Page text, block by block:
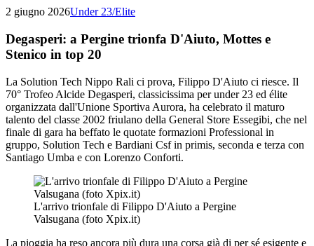
2 giugno 2026Under 23/Elite
Degasperi: a Pergine trionfa D'Aiuto, Mottes e
Stenico in top 20
La Solution Tech Nippo Rali ci prova, Filippo D'Aiuto ci riesce. Il
70° Trofeo Alcide Degasperi, classicissima per under 23 ed élite
organizzata dall'Unione Sportiva Aurora, ha celebrato il maturo
talento del classe 2002 friulano della General Store Essegibi, che nel
finale di gara ha beffato le quotate formazioni Professional in
gruppo, Solution Tech e Bardiani Csf in primis, seconda e terza con
Santiago Umba e con Lorenzo Conforti.
L'arrivo trionfale di Filippo D'Aiuto a Pergine
Valsugana (foto Xpix.it)
La pioggia ha reso ancora più dura una corsa già di per sé esigente e